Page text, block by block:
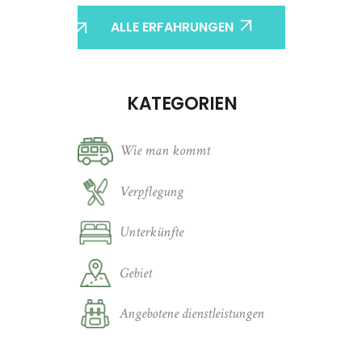
ALLE ERFAHRUNGEN
KATEGORIEN
Wie man kommt
Verpflegung
Unterkünfte
Gebiet
Angebotene dienstleistungen